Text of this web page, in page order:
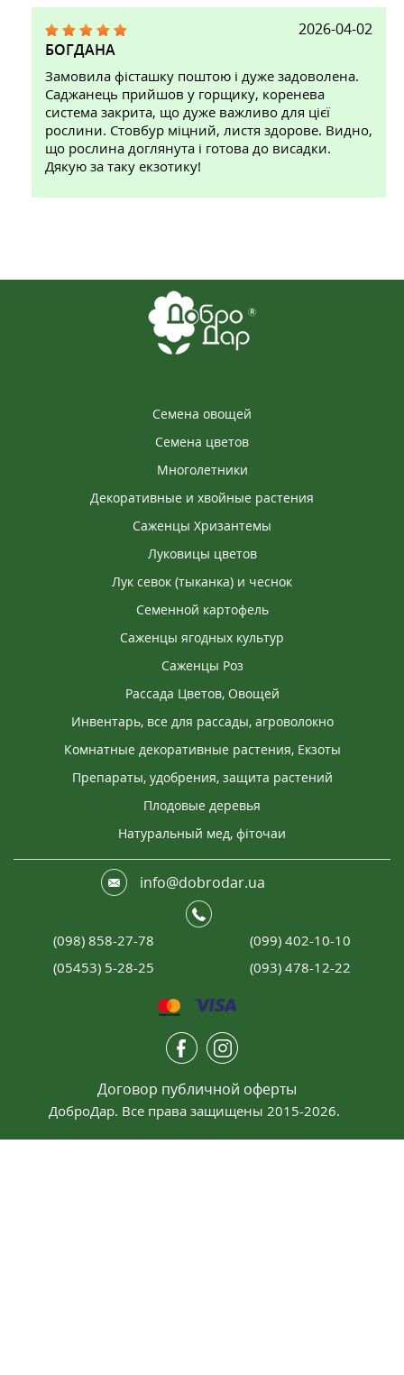
2026-04-02
БОГДАНА
Замовила фісташку поштою і дуже задоволена.
Саджанець прийшов у горщику, коренева
система закрита, що дуже важливо для цієї
рослини. Стовбур міцний, листя здорове. Видно,
що рослина доглянута і готова до висадки.
Дякую за таку екзотику!
Семена овощей
Семена цветов
Многолетники
Декоративные и хвойные растения
Саженцы Хризантемы
Луковицы цветов
Лук севок (тыканка) и чеснок
Семенной картофель
Саженцы ягодных культур
Саженцы Роз
Рассада Цветов, Овощей
Инвентарь, все для рассады, агроволокно
Комнатные декоративные растения, Екзоты
Препараты, удобрения, защита растений
Плодовые деревья
Натуральный мед, фіточаи
info@dobrodar.ua
(098) 858-27-78
(099) 402-10-10
(05453) 5-28-25
(093) 478-12-22
Договор публичной оферты
ДоброДар. Все права защищены 2015-2026.